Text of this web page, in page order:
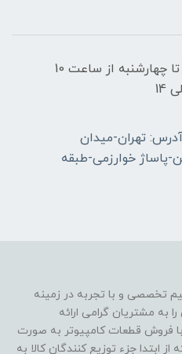
ساعات کاری فروشگاه _ شنبه تا چهارشنبه از ساعت 10
۰۹۰۳۹۲۴۲۲۱۱/ آدرس: تهران-میدان
خوارزمی-طبقه
تخصصی و با تجربه در زمینه
مشتریان گرامی ارائه
می‌دهد.این مجموعه از سال 1396 با فروش قطعات کامپیوتر به صورت
ابتدا جزء توزیع کنندگان کالا به